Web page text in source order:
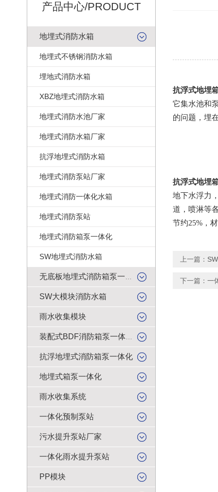
产品中心/PRODUCT
地埋式消防水箱
地埋式不锈钢消防水箱
埋地式消防水箱
XBZ地埋式消防水箱
地埋式消防水池厂家
地埋式消防水箱厂家
抗浮地埋式消防水箱
地埋式消防泵站厂家
地埋式消防一体化水箱
地埋式消防泵站
地埋式消防箱泵一体化
SW地埋式消防水箱
SW大模块消防水箱
雨水收集模块
抗浮地埋式消防箱泵一体化
地埋式箱泵一体化
雨水收集系统
一体化预制泵站
污水提升泵站厂家
一体化雨水提升泵站
PP模块
抗浮式地埋
它集水池和
的问题，埋
抗浮式地埋
地下水浮力
道，喷淋等
节约25%，
上一篇：
下一篇： 一